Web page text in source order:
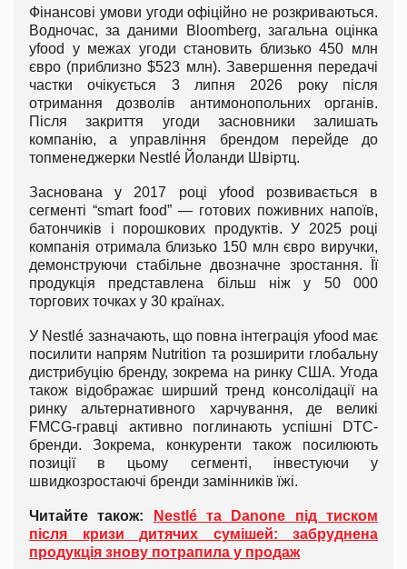
Фінансові умови угоди офіційно не розкриваються.
Водночас, за даними Bloomberg, загальна оцінка
yfood у межах угоди становить близько 450 млн
євро (приблизно $523 млн). Завершення передачі
частки очікується 3 липня 2026 року після
отримання дозволів антимонопольних органів.
Після закриття угоди засновники залишать
компанію, а управління брендом перейде до
топменеджерки Nestlé Йоланди Швіртц.
Заснована у 2017 році yfood розвивається в
сегменті “smart food” — готових поживних напоїв,
батончиків і порошкових продуктів. У 2025 році
компанія отримала близько 150 млн євро виручки,
демонструючи стабільне двозначне зростання. Її
продукція представлена більш ніж у 50 000
торгових точках у 30 країнах.
У Nestlé зазначають, що повна інтеграція yfood має
посилити напрям Nutrition та розширити глобальну
дистрибуцію бренду, зокрема на ринку США. Угода
також відображає ширший тренд консолідації на
ринку альтернативного харчування, де великі
FMCG-гравці активно поглинають успішні DTC-
бренди. Зокрема, конкуренти також посилюють
позиції в цьому сегменті, інвестуючи у
швидкозростаючі бренди замінників їжі.
Читайте також:
Nestlé та Danone під тиском
після кризи дитячих сумішей: забруднена
продукція знову потрапила у продаж